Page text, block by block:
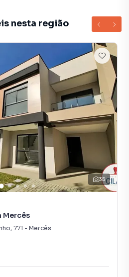
sendo 1 master.
de lazer.
nos quartos, sala e
e jantar integradas a um lindo
de lazer.
nos quartos, sala e
nesta região
35
Mercês
, 771 - Mercês